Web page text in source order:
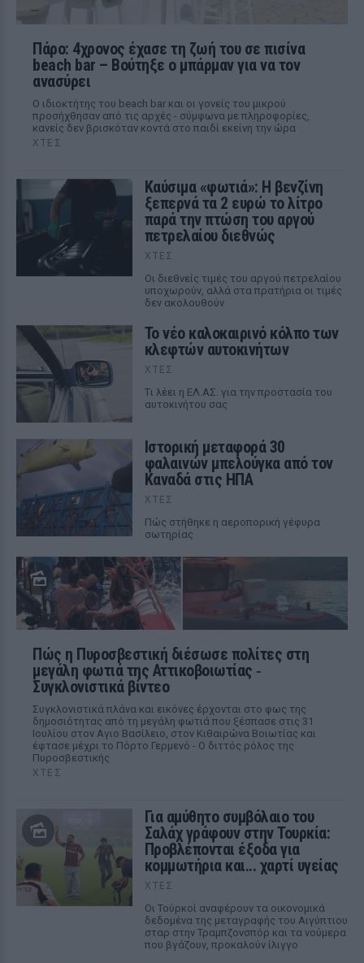
Πάρο: 4χρονος έχασε τη ζωή του σε πισίνα
beach bar – Βούτηξε ο μπάρμαν για να τον
ανασύρει
Ο ιδιοκτήτης του beach bar και οι γονείς του μικρού
προσήχθησαν από τις αρχές - σύμφωνα με πληροφορίες,
κανείς δεν βρισκόταν κοντά στο παιδί εκείνη την ώρα
ΧΤΕΣ
Καύσιμα «φωτιά»: Η βενζίνη
ξεπερνά τα 2 ευρώ το λίτρο
παρά την πτώση του αργού
πετρελαίου διεθνώς
ΧΤΕΣ
Οι διεθνείς τιμές του αργού πετρελαίου
υποχωρούν, αλλά στα πρατήρια οι τιμές
δεν ακολουθούν
Το νέο καλοκαιρινό κόλπο των
κλεφτών αυτοκινήτων
ΧΤΕΣ
Tι λέει η ΕΛ.ΑΣ. για την προστασία του
αυτοκινήτου σας
Ιστορική μεταφορά 30
φαλαινών μπελούγκα από τον
Καναδά στις ΗΠΑ
ΧΤΕΣ
Πώς στήθηκε η αεροπορική γέφυρα
σωτηρίας
Πώς η Πυροσβεστική διέσωσε πολίτες στη
μεγάλη φωτιά της Αττικοβοιωτίας ‑
Συγκλονιστικά βίντεο
Συγκλονιστικά πλάνα και εικόνες έρχονται στο φως της
δημοσιότητας από τη μεγάλη φωτιά που ξέσπασε στις 31
Ιουλίου στον Αγιο Βασίλειο, στον Κιθαιρώνα Βοιωτίας και
έφτασε μέχρι το Πόρτο Γερμενό - Ο διττός ρόλος της
Πυροσβεστικής
ΧΤΕΣ
Για αμύθητο συμβόλαιο του
Σαλάχ γράφουν στην Τουρκία:
Προβλέπονται έξοδα για
κομμωτήρια και... χαρτί υγείας
ΧΤΕΣ
Οι Τούρκοί αναφέρουν τα οικονομικά
δεδομένα της μεταγραφής του Αιγύπτιου
σταρ στην Τραμπζονσπόρ και τα νούμερα
που βγάζουν, προκαλούν ίλιγγο